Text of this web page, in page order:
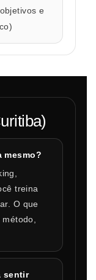
e
treina
O que
sentir